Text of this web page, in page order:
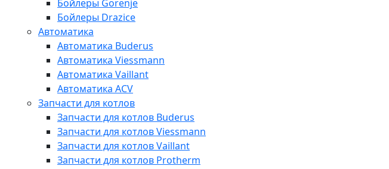
Бойлеры Gorenje
Бойлеры Drazice
Автоматика
Автоматика Buderus
Автоматика Viessmann
Автоматика Vaillant
Автоматика ACV
Запчасти для котлов
Запчасти для котлов Buderus
Запчасти для котлов Viessmann
Запчасти для котлов Vaillant
Запчасти для котлов Protherm